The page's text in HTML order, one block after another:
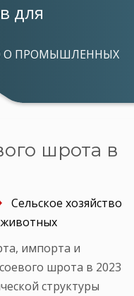
для
О ПРОМЫШЛЕННЫХ
шрота в
Сельское хозяйство
импорта и
шрота в 2023
структуры